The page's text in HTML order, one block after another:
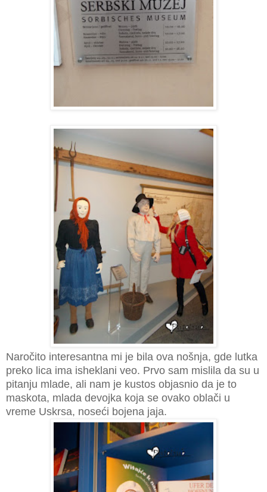
Naročito interesantna mi je bila ova nošnja, gde lutka
preko lica ima isheklani veo. Prvo sam mislila da su u
pitanju mlade, ali nam je kustos objasnio da je to
maskota, mlada devojka koja se ovako oblači u
vreme Uskrsa, noseći bojena jaja.